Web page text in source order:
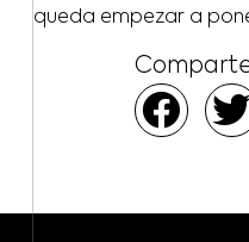
queda empezar a